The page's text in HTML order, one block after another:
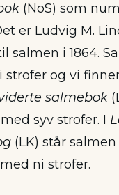
(NoS) som
er Ludvig M.
salmen i 1864.
og vi
salmebok
syv strofer. I
(LK) står salmen
ni strofer.